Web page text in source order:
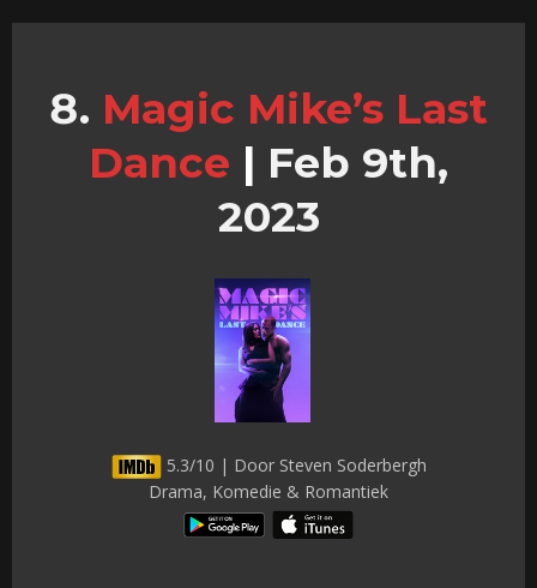
Magic Mike’s Last
Dance | Feb 9th,
2023
5.3/10 | Door Steven Soderbergh
Drama, Komedie & Romantiek